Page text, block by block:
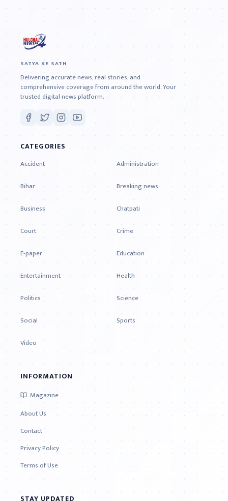
SATYA KE SATH
Delivering accurate news, real stories, and
comprehensive coverage from around the world. Your
trusted digital news platform.
CATEGORIES
Accident
Administration
Bihar
Breaking news
Business
Chatpati
Court
Crime
E-paper
Education
Entertainment
Health
Politics
Science
Social
Sports
Video
INFORMATION
Magazine
About Us
Contact
Privacy Policy
Terms of Use